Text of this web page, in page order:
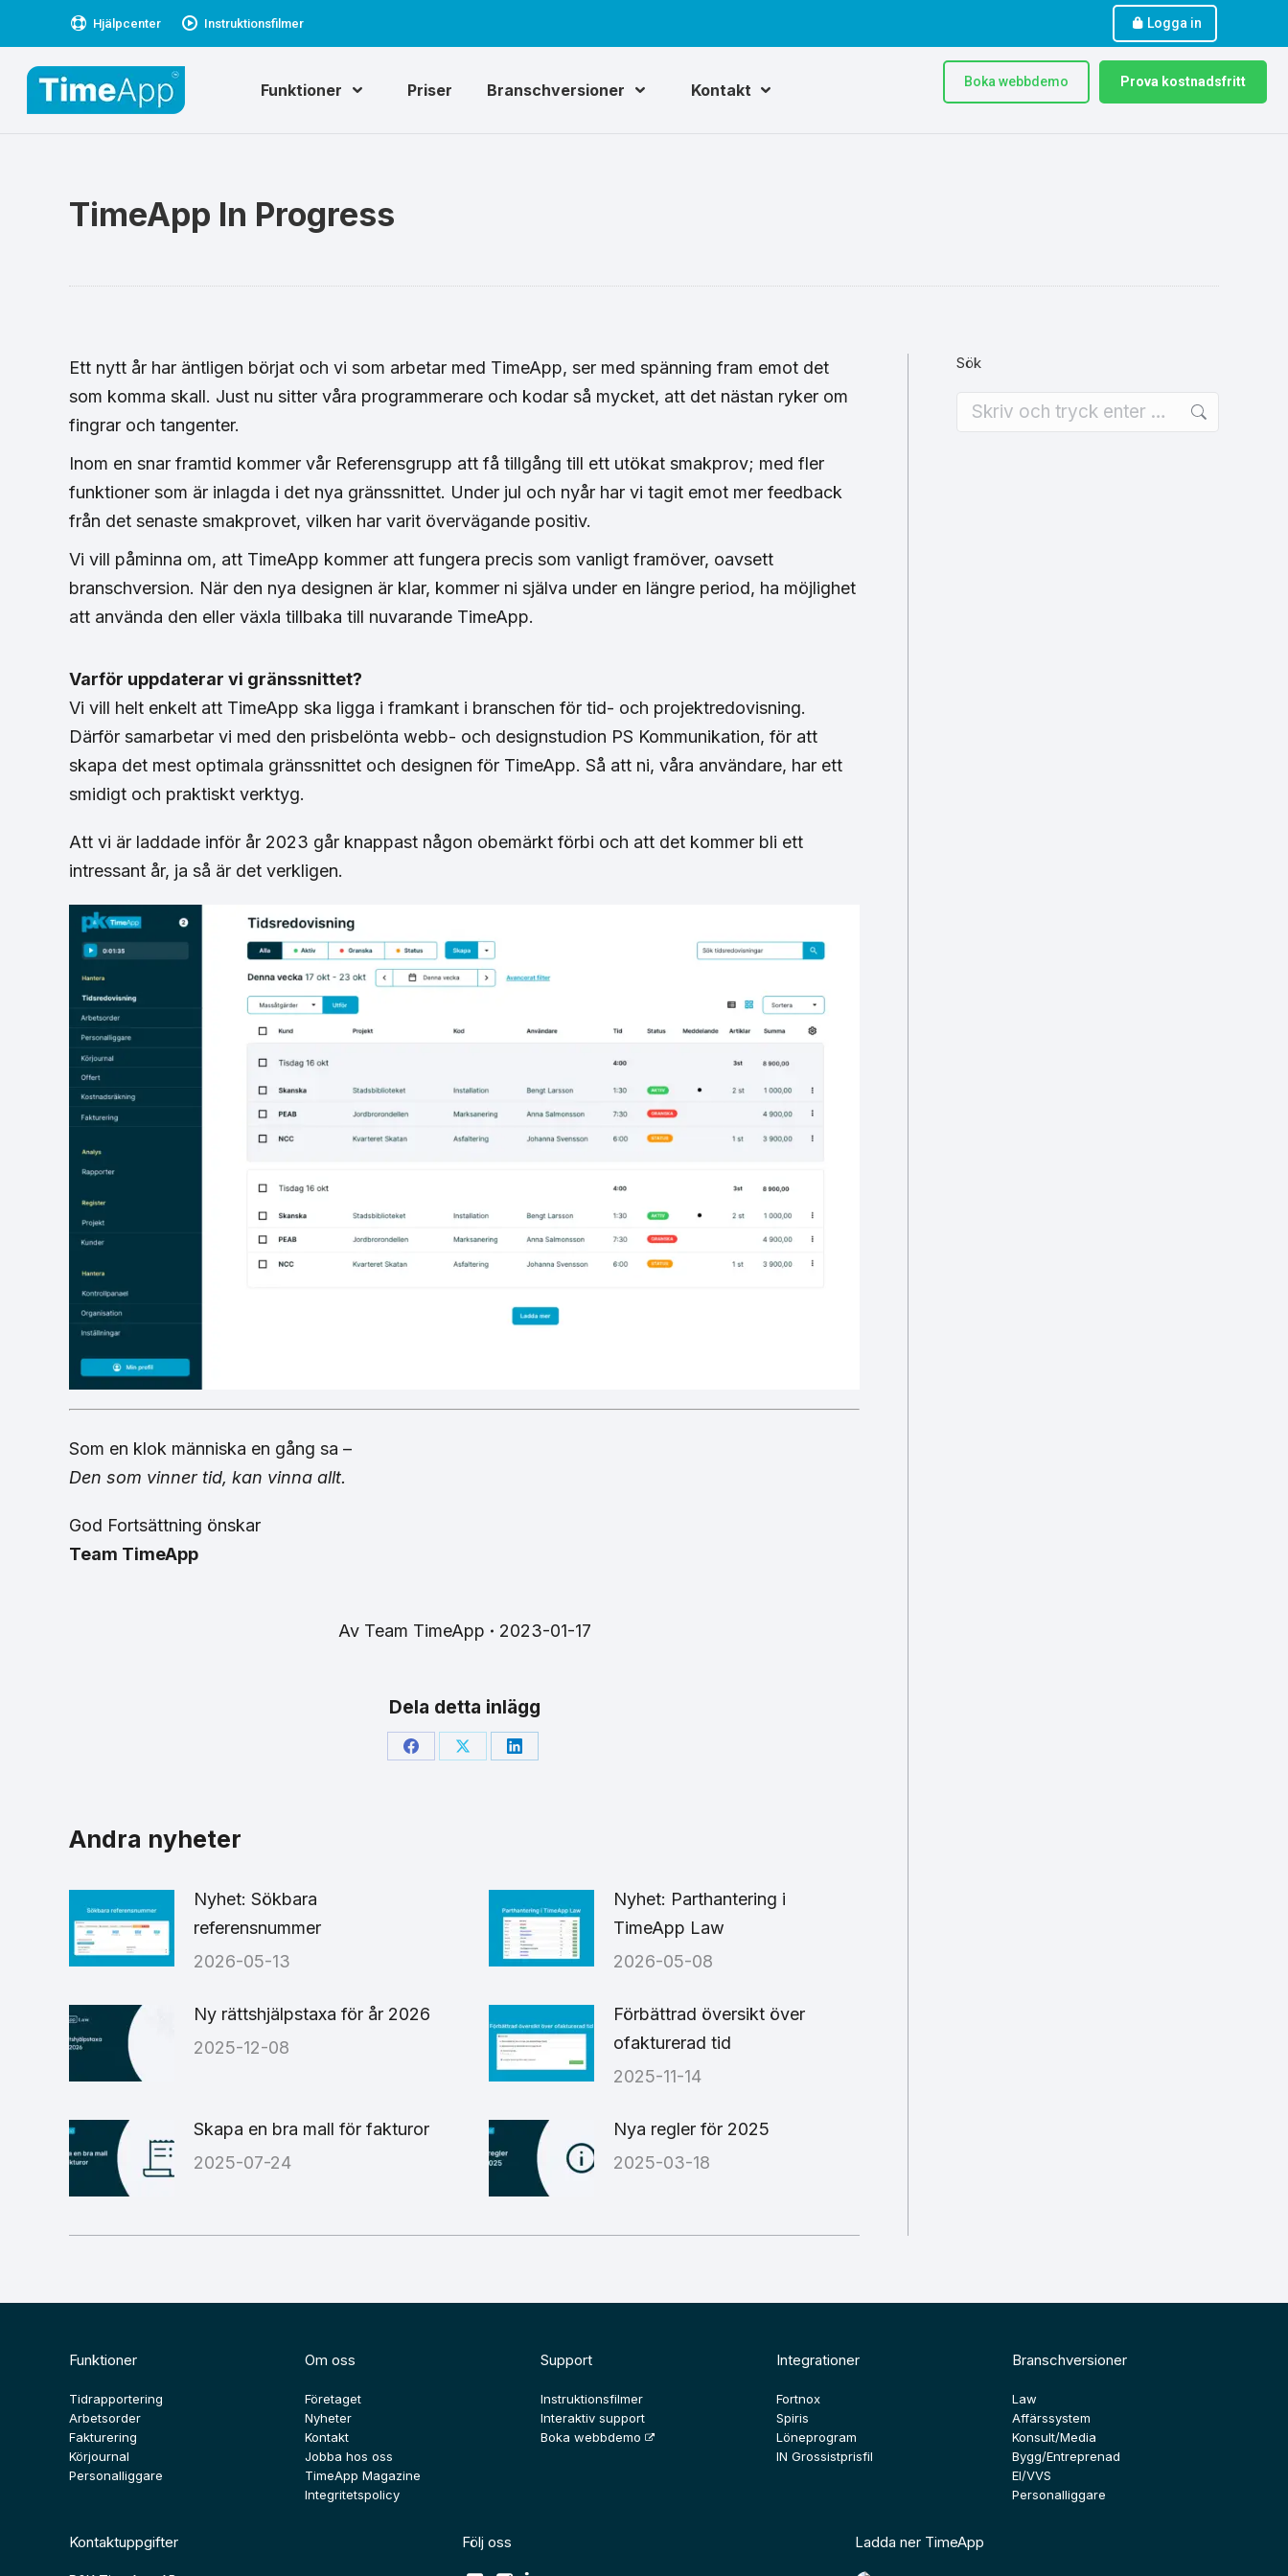
Hjälpcenter Instruktionsfilmer Logga in
Funktioner Priser Branschversioner Kontakt Boka webbdemo Prova kostnadsfritt
TimeApp In Progress
Ett nytt år har äntligen börjat och vi som arbetar med TimeApp, ser med spänning fram emot det
som komma skall. Just nu sitter våra programmerare och kodar så mycket, att det nästan ryker om
fingrar och tangenter.
Inom en snar framtid kommer vår Referensgrupp att få tillgång till ett utökat smakprov; med fler
funktioner som är inlagda i det nya gränssnittet. Under jul och nyår har vi tagit emot mer feedback
från det senaste smakprovet, vilken har varit övervägande positiv.
Vi vill påminna om, att TimeApp kommer att fungera precis som vanligt framöver, oavsett
branschversion. När den nya designen är klar, kommer ni själva under en längre period, ha möjlighet
att använda den eller växla tillbaka till nuvarande TimeApp.
Varför uppdaterar vi gränssnittet?
Vi vill helt enkelt att TimeApp ska ligga i framkant i branschen för tid- och projektredovisning.
Därför samarbetar vi med den prisbelönta webb- och designstudion PS Kommunikation, för att
skapa det mest optimala gränssnittet och designen för TimeApp. Så att ni, våra användare, har ett
smidigt och praktiskt verktyg.
Att vi är laddade inför år 2023 går knappast någon obemärkt förbi och att det kommer bli ett
intressant år, ja så är det verkligen.
Som en klok människa en gång sa –
Den som vinner tid, kan vinna allt.
God Fortsättning önskar
Team TimeApp
Av Team TimeApp 2023-01-17
Dela detta inlägg
Share Share Share
Andra nyheter
Nyhet: Sökbara
referensnummer
2026-05-13
Nyhet: Parthantering i
TimeApp Law
2026-05-08
Ny rättshjälpstaxa för år 2026
2025-12-08
Förbättrad översikt över
ofakturerad tid
2025-11-14
Skapa en bra mall för fakturor
2025-07-24
Nya regler för 2025
2025-03-18
Sök
Funktioner
Tidrapportering
Arbetsorder
Fakturering
Körjournal
Personalliggare
Om oss
Företaget
Nyheter
Kontakt
Jobba hos oss
TimeApp Magazine
Integritetspolicy
Support
Instruktionsfilmer
Interaktiv support
Boka webbdemo
Integrationer
Fortnox
Spiris
Löneprogram
IN Grossistprisfil
Branschversioner
Law
Affärssystem
Konsult/Media
Bygg/Entreprenad
El/VVS
Personalliggare
Kontaktuppgifter Följ oss Ladda ner TimeApp